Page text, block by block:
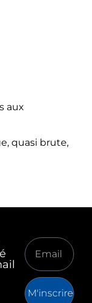
aux
quasi brute,
M'inscrire